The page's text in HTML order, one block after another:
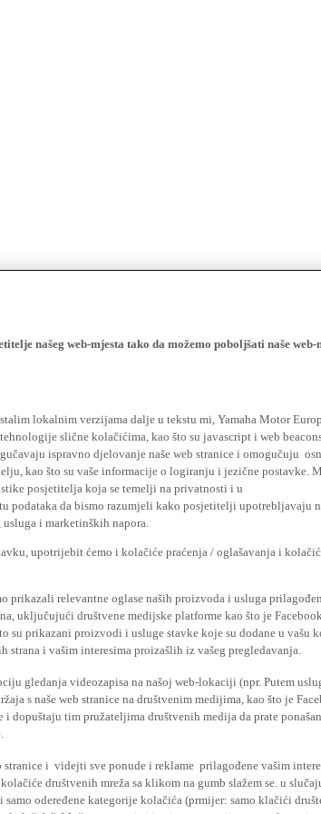
našeg web-mjesta tako da možemo poboljšati naše web-
lokalnim verzijama dalje u tekstu mi, Yamaha Motor
slične kolačićima, kao što su javascript i web
ispravno djelovanje naše web stranice i omogučuju
kao što su vaše informacije o logiranju i jezične postavke.
posjetitelja koja se temelji na privatnosti i u
podataka da bismo razumjeli kako posjetitelji upotrebljavaju
i marketinških napora.
upotrijebit ćemo i kolačiće praćenja / oglašavanja i
prikazali relevantne oglase naših proizvoda i usluga
uključujući društvene medijske platforme kao što je
su prikazani proizvodi i usluge stavke koje su dodane u vašu
strana i vašim interesima proizašlih iz vašeg pregledavanja.
gledanja videozapisa na našoj web-lokaciji (npr. Putem
s naše web stranice na društvenim medijima, kao što je
dopuštaju tim pružateljima društvenih medija da prate
i videjti sve ponude i reklame prilagođene vašim
društvenih mreža sa klikom na gumb slažem se. u
odeređene kategorije kolačića (prmijer: samo klačići